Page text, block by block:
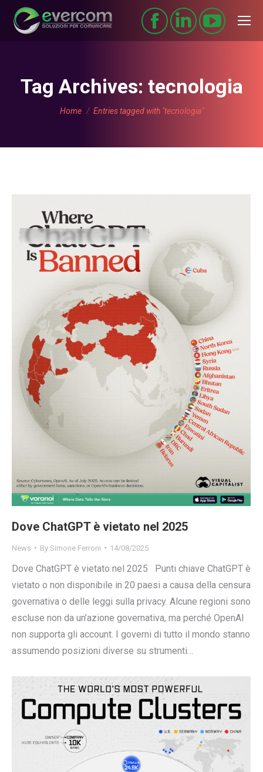
Tag Archives: tecnologia
You are here:
Home Entries tagged with "tecnologia"
Dove ChatGPT è vietato nel 2025
News By Simone Ferroni 14/08/2025
Dove ChatGPT è vietato nel 2025 Punti chiave ChatGPT è
vietato o non disponibile in 20 paesi a causa della censura
governativa o delle leggi sulla privacy. Alcune regioni sono
escluse non da un’azione governativa, ma perché OpenAI
non supporta gli account. I governi di tutto il mondo stanno
assumendo posizioni diverse su strumenti…